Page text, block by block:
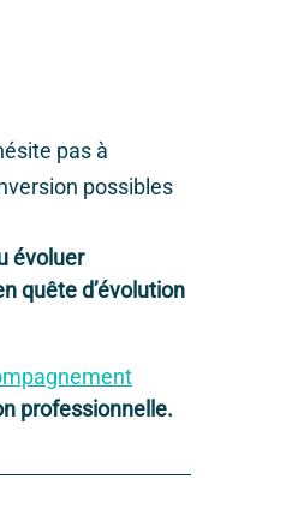
pas à
possibles
évoluer
quête d’évolution
professionnelle.